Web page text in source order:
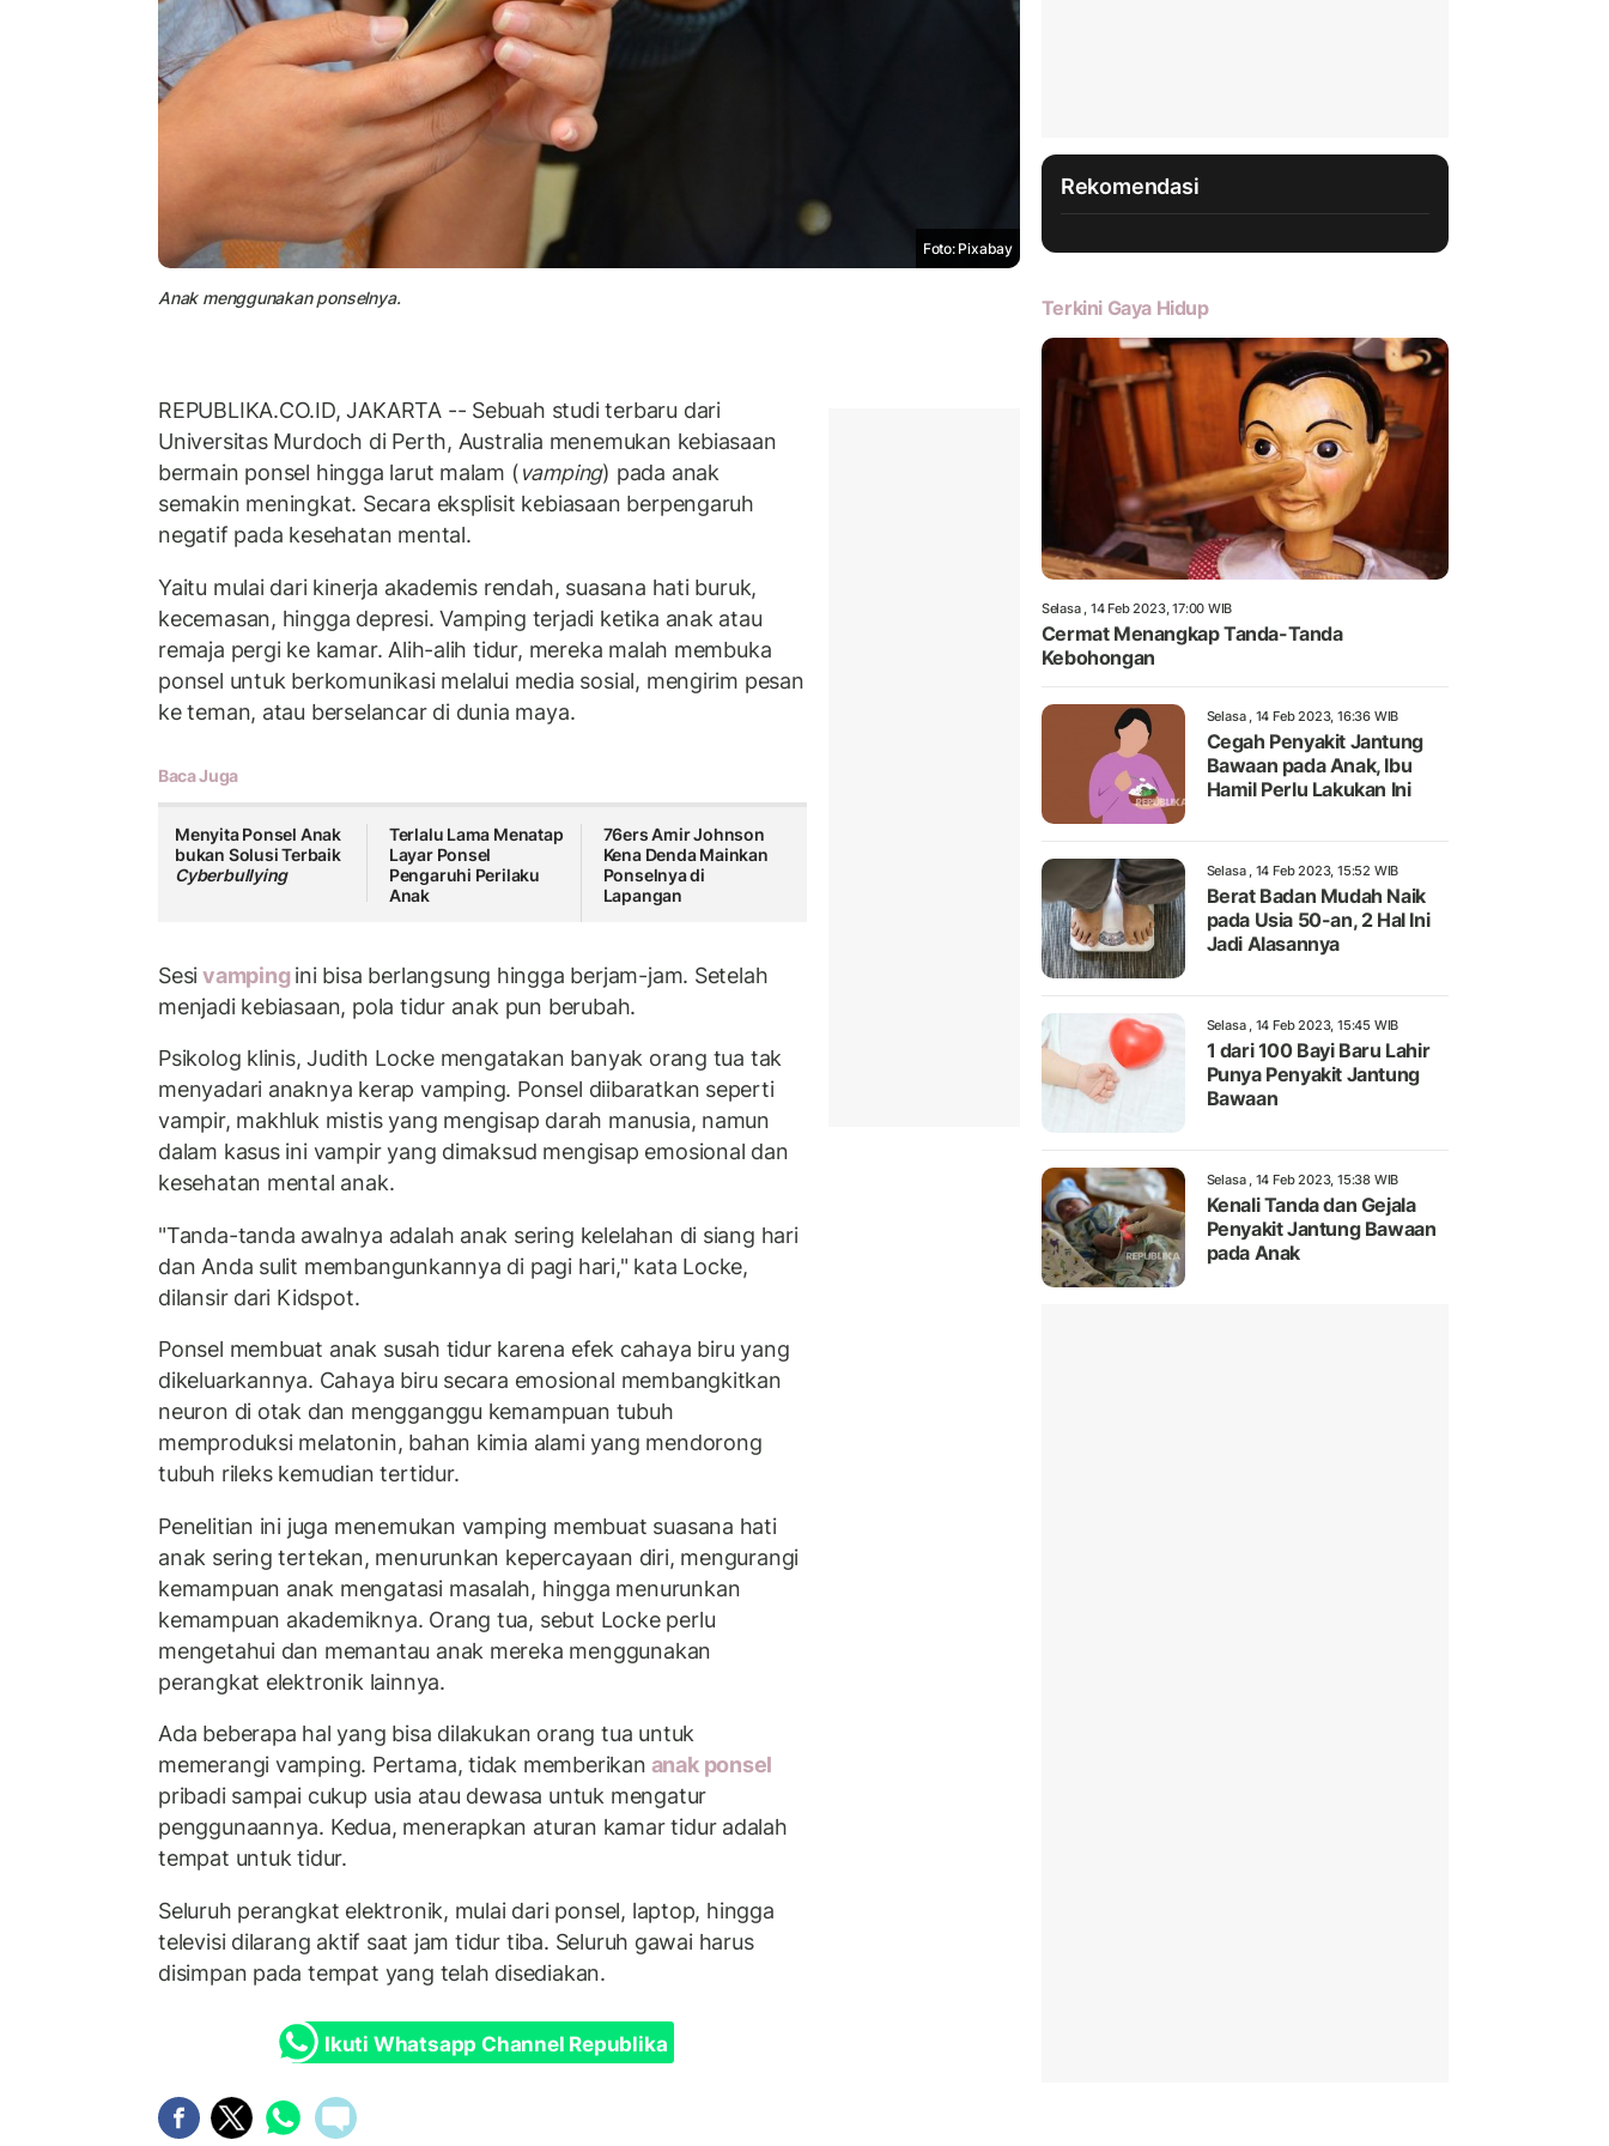
Foto: Pixabay
Anak menggunakan ponselnya.
REPUBLIKA.CO.ID, JAKARTA -- Sebuah studi terbaru dari
Universitas Murdoch di Perth, Australia menemukan kebiasaan
bermain ponsel hingga larut malam (vamping) pada anak
semakin meningkat. Secara eksplisit kebiasaan berpengaruh
negatif pada kesehatan mental.
Yaitu mulai dari kinerja akademis rendah, suasana hati buruk,
kecemasan, hingga depresi. Vamping terjadi ketika anak atau
remaja pergi ke kamar. Alih-alih tidur, mereka malah membuka
ponsel untuk berkomunikasi melalui media sosial, mengirim pesan
ke teman, atau berselancar di dunia maya.
Baca Juga
Menyita Ponsel Anak
bukan Solusi Terbaik
Cyberbullying
Terlalu Lama Menatap
Layar Ponsel
Pengaruhi Perilaku
Anak
76ers Amir Johnson
Kena Denda Mainkan
Ponselnya di
Lapangan
Sesivampingini bisa berlangsung hingga berjam-jam. Setelah
menjadi kebiasaan, pola tidur anak pun berubah.
Psikolog klinis, Judith Locke mengatakan banyak orang tua tak
menyadari anaknya kerap vamping. Ponsel diibaratkan seperti
vampir, makhluk mistis yang mengisap darah manusia, namun
dalam kasus ini vampir yang dimaksud mengisap emosional dan
kesehatan mental anak.
"Tanda-tanda awalnya adalah anak sering kelelahan di siang hari
dan Anda sulit membangunkannya di pagi hari," kata Locke,
dilansir dari Kidspot.
Ponsel membuat anak susah tidur karena efek cahaya biru yang
dikeluarkannya. Cahaya biru secara emosional membangkitkan
neuron di otak dan mengganggu kemampuan tubuh
memproduksi melatonin, bahan kimia alami yang mendorong
tubuh rileks kemudian tertidur.
Penelitian ini juga menemukan vamping membuat suasana hati
anak sering tertekan, menurunkan kepercayaan diri, mengurangi
kemampuan anak mengatasi masalah, hingga menurunkan
kemampuan akademiknya. Orang tua, sebut Locke perlu
mengetahui dan memantau anak mereka menggunakan
perangkat elektronik lainnya.
Ada beberapa hal yang bisa dilakukan orang tua untuk
memerangi vamping. Pertama, tidak memberikan anak ponsel
pribadi sampai cukup usia atau dewasa untuk mengatur
penggunaannya. Kedua, menerapkan aturan kamar tidur adalah
tempat untuk tidur.
Seluruh perangkat elektronik, mulai dari ponsel, laptop, hingga
televisi dilarang aktif saat jam tidur tiba. Seluruh gawai harus
disimpan pada tempat yang telah disediakan.
Ikuti Whatsapp Channel Republika
Rekomendasi
Terkini Gaya Hidup
Selasa , 14 Feb 2023, 17:00 WIB
Cermat Menangkap Tanda-Tanda
Kebohongan
Selasa , 14 Feb 2023, 16:36 WIB
Cegah Penyakit Jantung
Bawaan pada Anak, Ibu
Hamil Perlu Lakukan Ini
Selasa , 14 Feb 2023, 15:52 WIB
Berat Badan Mudah Naik
pada Usia 50-an, 2 Hal Ini
Jadi Alasannya
Selasa , 14 Feb 2023, 15:45 WIB
1 dari 100 Bayi Baru Lahir
Punya Penyakit Jantung
Bawaan
Selasa , 14 Feb 2023, 15:38 WIB
Kenali Tanda dan Gejala
Penyakit Jantung Bawaan
pada Anak